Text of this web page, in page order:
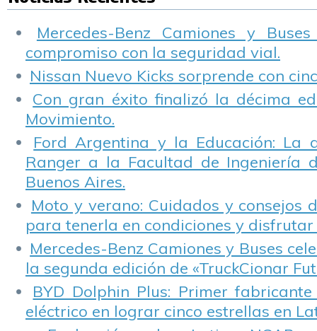
mientras se
Mercedes-Benz Camiones y
compromiso con la seguridad vial.
Nissan Nuevo Kicks sorprende con
Con gran éxito finalizó la décima
Movimiento.
Ford Argentina y la Educación: La
Ranger a la Facultad de Ingeniería
Buenos Aires.
Moto y verano: Cuidados y consejos
para tenerla en condiciones y disfrutar
Mercedes-Benz Camiones y Buses
la segunda edición de «TruckCionar
BYD Dolphin Plus: Primer
eléctrico en lograr cinco estrellas en